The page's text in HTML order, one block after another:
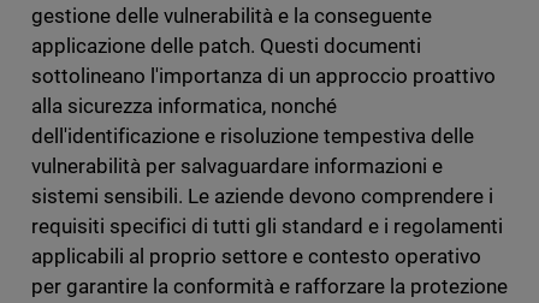
gestione delle vulnerabilità e la conseguente
applicazione delle patch. Questi documenti
sottolineano l'importanza di un approccio proattivo
alla sicurezza informatica, nonché
dell'identificazione e risoluzione tempestiva delle
vulnerabilità per salvaguardare informazioni e
sistemi sensibili. Le aziende devono comprendere i
requisiti specifici di tutti gli standard e i regolamenti
applicabili al proprio settore e contesto operativo
per garantire la conformità e rafforzare la protezione